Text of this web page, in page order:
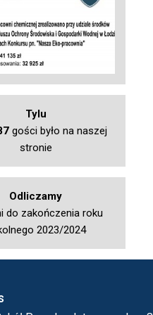
Tylu
gości było na naszej
stronie
Odliczamy
do zakończenia roku
2023/2024